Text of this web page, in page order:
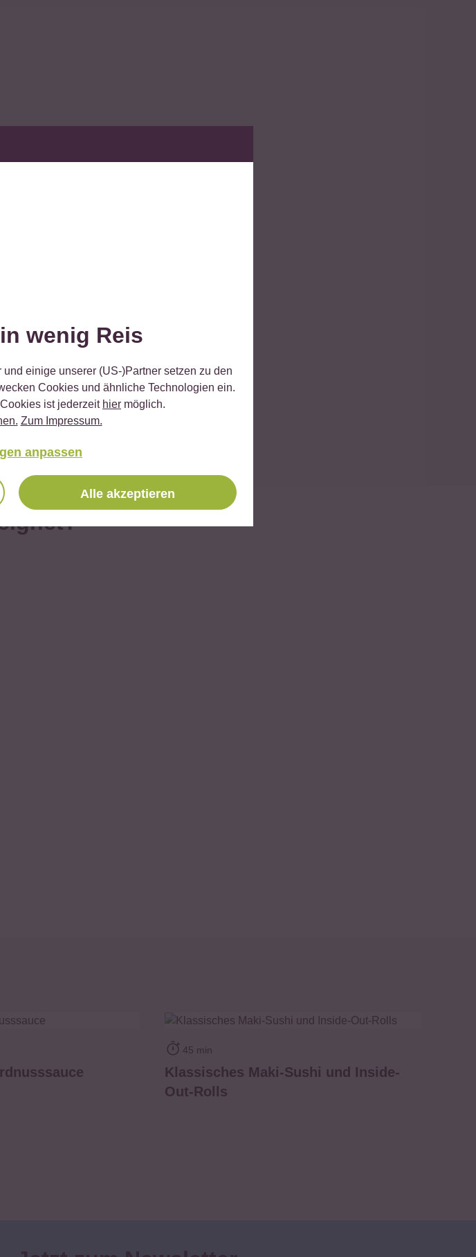
45 min
Klassisches Maki-Sushi und Inside-
Out-Rolls
wenig Reis
einige unserer (US-)Partner setzen zu den
Cookies und ähnliche Technologien ein.
ist jederzeit hier möglich.
Zum Impressum.
anpassen
Alle akzeptieren